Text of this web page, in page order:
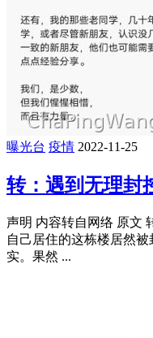
曝光台 疫情 2022-11-25
转：遇到无理封
声明 内容转自网络 原文
自己居住的这栋楼居然
实。果然 ...